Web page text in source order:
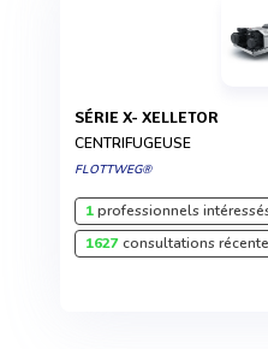
SÉRIE X- XELLETOR
CENTRIFUGEUSE
FLOTTWEG®
1professionnels
1627consultations